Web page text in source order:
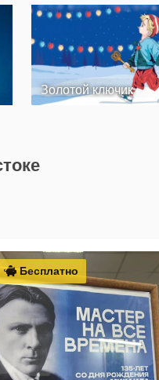
Золотой ключик
Бесплатно